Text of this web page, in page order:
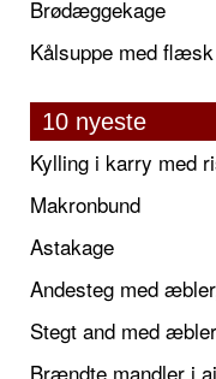
Brødæggekage
Kålsuppe med flæsk
10 nyeste
Kylling i karry med
Makronbund
Astakage
Stegt and med
Brændte mandler i